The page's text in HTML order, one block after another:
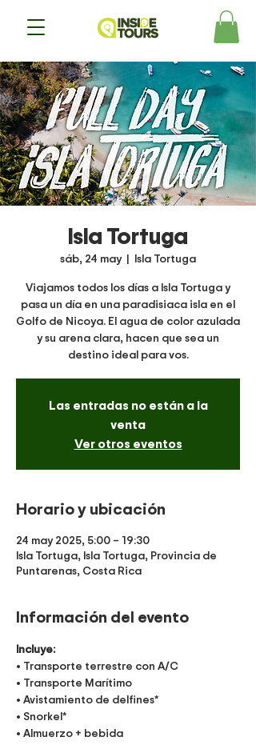
Isla Tortuga
sáb, 24 may
  |
Isla Tortuga
Viajamos todos los días a Isla Tortuga y
pasa un día en una paradisiaca isla en el
Golfo de Nicoya. El agua de color azulada
y su arena clara, hacen que sea un
destino ideal para vos.
Las entradas no están a la
venta
Ver otros eventos
Horario y ubicación
24 may 2025, 5:00 – 19:30
Isla Tortuga, Isla Tortuga, Provincia de
Puntarenas, Costa Rica
Información del evento
Incluye:
• Transporte terrestre con A/C
• Transporte Marítimo
• Avistamiento de delfines*
• Snorkel*
• Almuerzo + bebida